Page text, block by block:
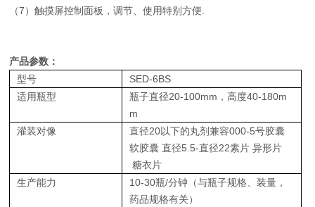
（7）触摸屏控制面板，调节、使用特别方便.
产品参数：
型号
SED-6BS
适用瓶型
瓶子直径20-100mm，高度40-180m
m
灌装对像
直径20以下的丸剂兼容000-5号胶囊
软胶囊 直径5.5-直径22素片 异形片
糖衣片
生产能力
10-30瓶/分钟（与瓶子规格、装量，
药品规格有关）